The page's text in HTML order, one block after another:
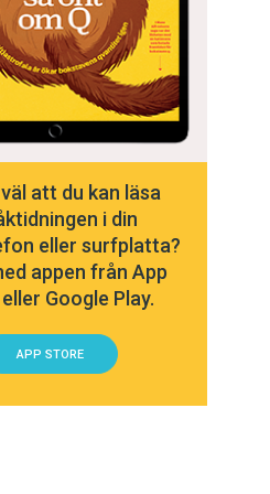
att du kan läsa
i din
eller surfplatta?
appen från App
Google Play.
APP STORE